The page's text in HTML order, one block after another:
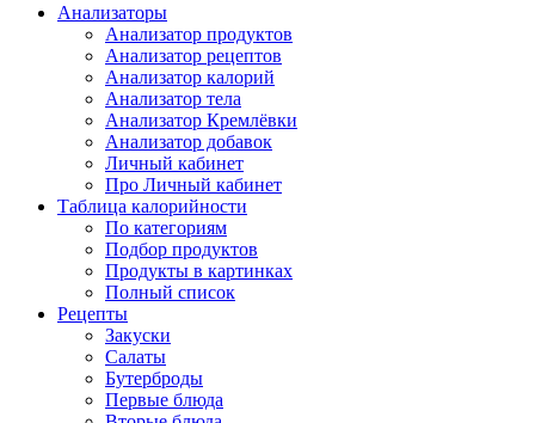
Анализаторы
Анализатор продуктов
Анализатор рецептов
Анализатор калорий
Анализатор тела
Анализатор Кремлёвки
Анализатор добавок
Личный кабинет
Про Личный кабинет
Таблица калорийности
По категориям
Подбор продуктов
Продукты в картинках
Полный список
Рецепты
Закуски
Салаты
Бутерброды
Первые блюда